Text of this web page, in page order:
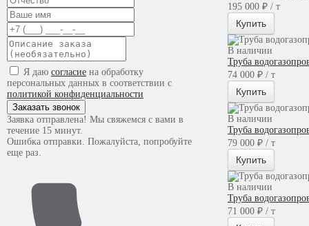
Я даю согласие на обработку
персональных данных в соответствии с
политикой конфиденциальности
Заказать звонок
Заявка отправлена! Мы свяжемся с вами в
течение 15 минут.
Ошибка отправки. Пожалуйста, попробуйте
еще раз.
195 000 ₽ / т
Купить
В наличии
Труба
74 000 ₽ / т
Купить
В наличии
Труба
79 000 ₽ / т
Купить
В наличии
Труба
71 000 ₽ / т